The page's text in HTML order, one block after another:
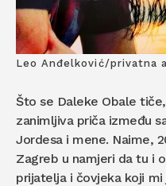
Leo Anđelković/privatna
Što se Daleke Obale
zanimljiva priča između
Jordesa i mene. Naime,
Zagreb u namjeri da tu i
prijatelja i čovjeka koji